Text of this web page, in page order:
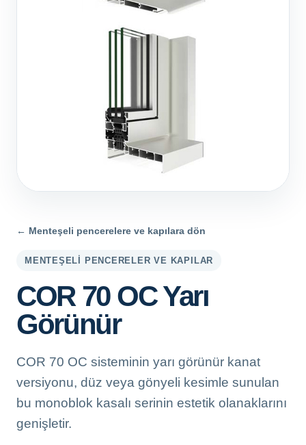
← Menteşeli pencerelere ve kapılara dön
MENTEŞELI PENCERELER VE KAPILAR
COR 70 OC Yarı
Görünür
COR 70 OC sisteminin yarı görünür kanat
versiyonu, düz veya gönyeli kesimle sunulan
bu monoblok kasalı serinin estetik olanaklarını
genişletir.